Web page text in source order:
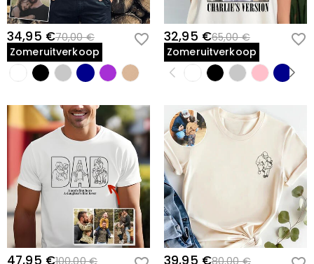
34,95 €70,00 €
Zomeruitverkoop
32,95 €65,00 €
Zomeruitverkoop
47,95 € 39,95 €